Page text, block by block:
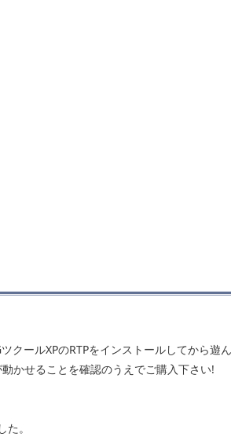
クールXPのRTPをインストールしてから遊
かせることを確認のうえでご購入下さい!
。